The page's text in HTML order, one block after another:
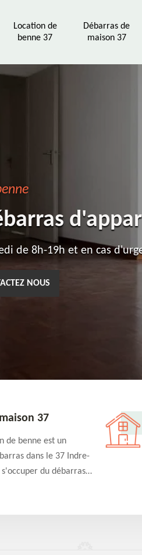
Location de
benne 37
Débarras de
maison 37
de 8h-19h et en cas
NOUS
37
de benne est un
dans le 37 Indre-
du débarras